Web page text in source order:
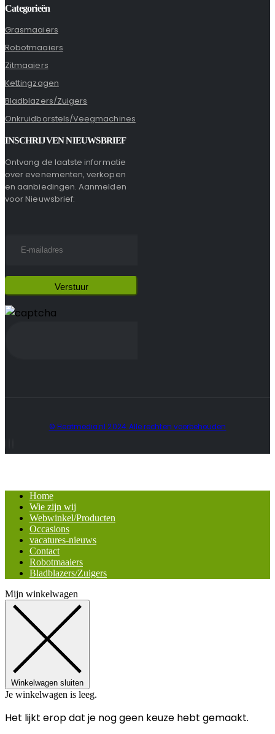
Categorieën
Grasmaaiers
Robotmaaiers
Zitmaaiers
Kettingzagen
Bladblazers/Zuigers
Onkruidborstels/Veegmachines
INSCHRIJVEN NIEUWSBRIEF
Ontvang de laatste informatie
over evenementen, verkopen
en aanbiedingen. Aanmelden
voor Nieuwsbrief:
© Heatmedia.nl 2024. Alle rechten voorbehouden
Home
Wie zijn wij
Webwinkel/Producten
Occasions
vacatures-nieuws
Contact
Robotmaaiers
Bladblazers/Zuigers
Mijn winkelwagen
Winkelwagen sluiten
Je winkelwagen is leeg.
Het lijkt erop dat je nog geen keuze hebt gemaakt.